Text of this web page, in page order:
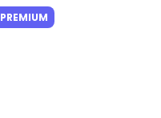
PREMIUM